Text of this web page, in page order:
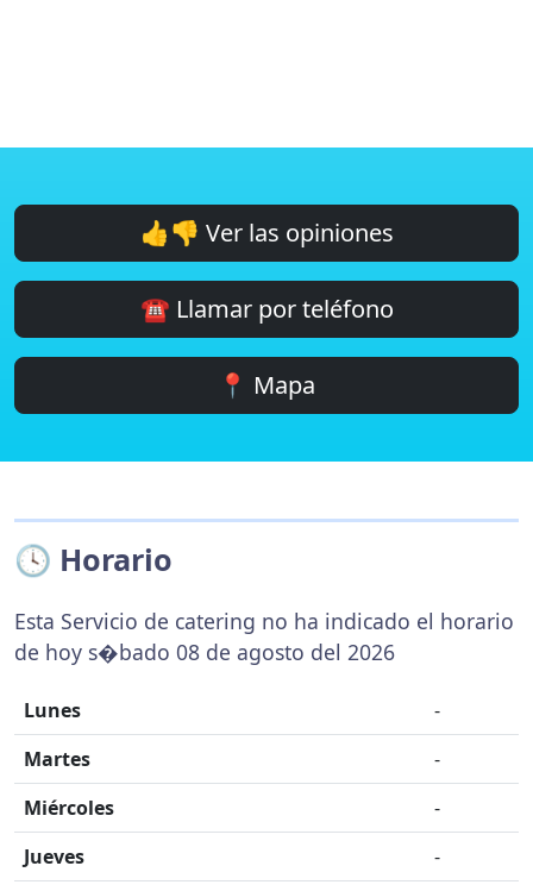
👍👎 Ver las opiniones
☎️ Llamar por teléfono
📍 Mapa
🕓 Horario
Esta Servicio de catering no ha indicado el horario
de hoy s�bado 08 de agosto del 2026
Lunes
-
Martes
-
Miércoles
-
Jueves
-